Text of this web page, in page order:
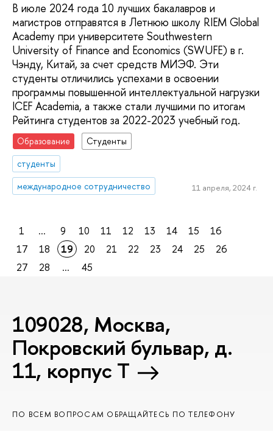
В июле 2024 года 10 лучших бакалавров и
магистров отправятся в Летнюю школу RIEM Global
Academy при университете Southwestern
University of Finance and Economics (SWUFE) в г.
Чэнду, Китай, за счет средств МИЭФ. Эти
студенты отличились успехами в освоении
программы повышенной интеллектуальной нагрузки
ICEF Academia, а также стали лучшими по итогам
Рейтинга студентов за 2022-2023 учебный год.
Образование
Студенты
студенты
международное сотрудничество
11 апреля, 2024 г.
1 ... 9 10 11 12 13 14 15
16
17
18 19 20 21 22 23 24 25
26
27
28 ... 45
109028, Москва,
Покровский бульвар, д.
11, корпус T
ПО ВСЕМ ВОПРОСАМ ОБРАЩАЙТЕСЬ ПО ТЕЛЕФОНУ